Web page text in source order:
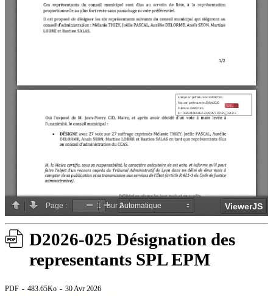
D2026-025 Désignation des
representants SPL EPM
PDF 483.65Ko 30 Avr 2026